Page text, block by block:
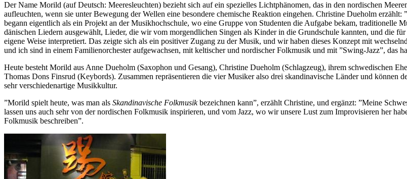
Der Name Morild (auf Deutsch: Meeresleuchten) bezieht sich auf ein spezielles Lichtphänomen, das in den nordischen
aufleuchten, wenn sie unter Bewegung der Wellen eine besondere chemische Reaktion eingehen. Christine Dueholm
begann eigentlich als ein Projekt an der Musikhochschule, wo eine Gruppe von Studenten die Aufgabe bekam, traditionelle
dänischen Liedern ausgewählt, Lieder, die wir vom morgendlichen Singen als Kinder in die Grundschule kannten, und die
eigene Weise interpretiert. Das zeigte sich als ein positiver Zugang zu der Musik, und wir haben dieses Konzept mit
und ich sind in einem Familienorchester aufgewachsen, mit keltischer und nordischer Folkmusik und mit ”Swing-Jazz”, das
Heute besteht Morild aus Anne Dueholm (Saxophon und Gesang), Christine Dueholm (Schlagzeug), ihrem schwedischen
Thomas Dons Finsrud (Keybords). Zusammen repräsentieren die vier Musiker also drei skandinavische Länder und können
sehr verschiedenartige Musikkultur.
”Morild spielt heute, was man als Skandinavische Folkmusikbezeichnen kann”, erzählt Christine, und ergänzt: ”Meine
lassen uns auch sehr von der nordischen Folkmusik inspirieren, und vom Jazz, wo wir unsere Lust zum Improvisieren her
Folkmusik beschreiben”.